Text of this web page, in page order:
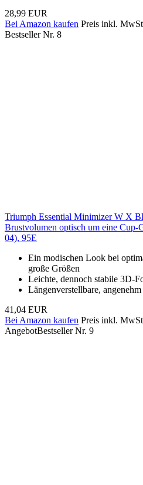
28,99 EUR
Bei Amazon kaufen Preis inkl.
Bestseller Nr. 8
Triumph Essential Minimizer W X
Brustvolumen optisch um eine
04), 95E
Ein modischen Look bei
große Größen
Leichte, dennoch stabile 3D-
Längenverstellbare,
41,04 EUR
Bei Amazon kaufen Preis inkl.
AngebotBestseller Nr. 9